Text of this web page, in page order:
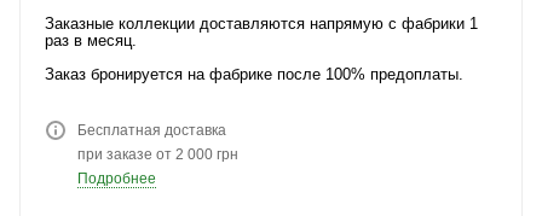
Заказные коллекции доставляются напрямую с фабрики 1
раз в месяц.
Заказ бронируется на фабрике после 100% предоплаты.
Бесплатная доставка
при заказе от 2 000 грн
Подробнее